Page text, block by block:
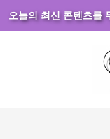
오늘의 최신 콘텐츠를
건